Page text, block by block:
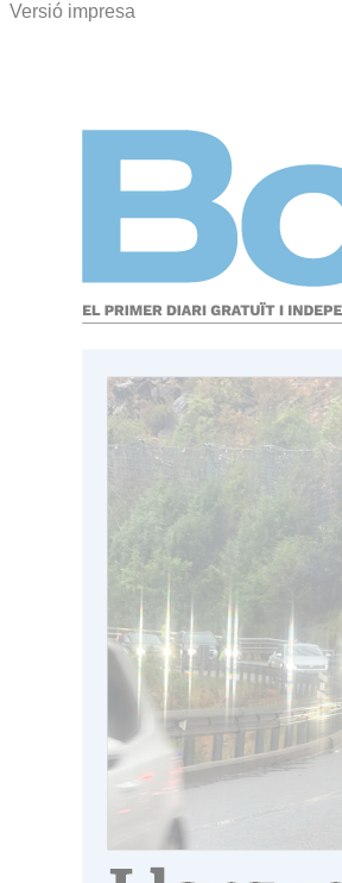
Versió impresa